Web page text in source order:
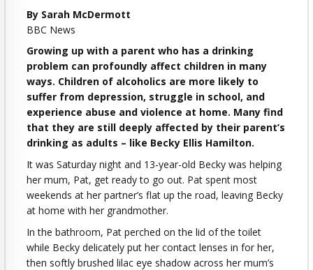
By Sarah McDermott
BBC News
Growing up with a parent who has a drinking
problem can profoundly affect children in many
ways. Children of alcoholics are more likely to
suffer from depression, struggle in school, and
experience abuse and violence at home. Many find
that they are still deeply affected by their parent’s
drinking as adults – like Becky Ellis Hamilton.
It was Saturday night and 13-year-old Becky was helping
her mum, Pat, get ready to go out. Pat spent most
weekends at her partner’s flat up the road, leaving Becky
at home with her grandmother.
In the bathroom, Pat perched on the lid of the toilet
while Becky delicately put her contact lenses in for her,
then softly brushed lilac eye shadow across her mum’s